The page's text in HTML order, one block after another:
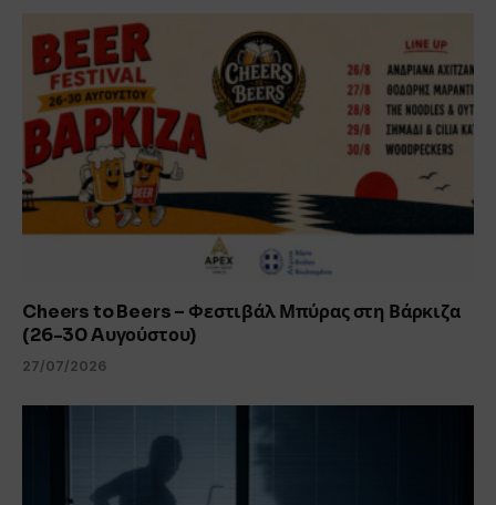
Cheers to Beers – Φεστιβάλ Μπύρας στη Βάρκιζα
(26-30 Aυγούστου)
27/07/2026